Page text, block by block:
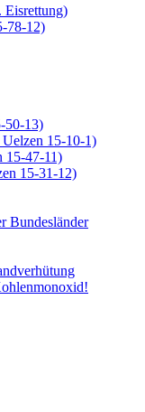
Eisrettung)
78-12)
50-13)
15-10-1)
15-47-11)
15-31-12)
Bundesländer